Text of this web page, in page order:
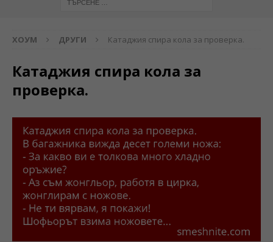
ХОУМ ДРУГИ Катаджия спира кола за проверка.
Катаджия спира кола за
проверка.